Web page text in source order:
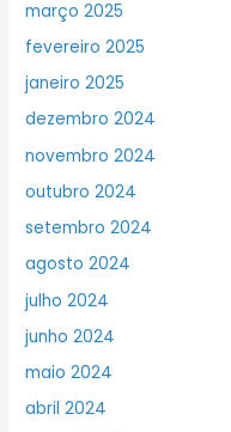
março 2025
fevereiro 2025
janeiro 2025
dezembro 2024
novembro 2024
outubro 2024
setembro 2024
agosto 2024
julho 2024
junho 2024
maio 2024
abril 2024